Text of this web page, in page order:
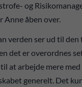
og
Anne åben over.
verden ser ud til den
det er overordnes
at arbejde mere
generelt. Det